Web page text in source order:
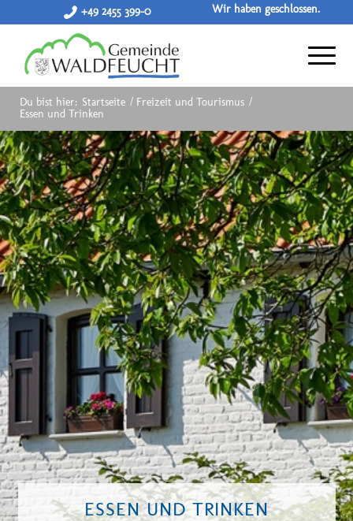
+49 2455 399-0 Wir haben geschlossen.
Du bist hier: Startseite / Freizeit und Tourismus /
Essen und Trinken
ESSEN UND TRINKEN